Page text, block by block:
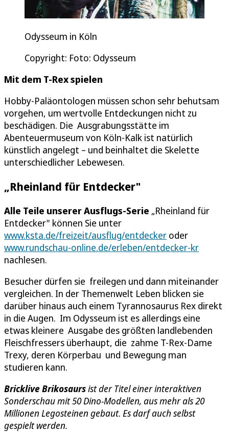
Odysseum in Köln
Copyright: Foto: Odysseum
Mit dem T-Rex spielen
Hobby-Paläontologen müssen schon sehr behutsam
vorgehen, um wertvolle Entdeckungen nicht zu
beschädigen. Die Ausgrabungsstätte im
Abenteuermuseum von Köln-Kalk ist natürlich
künstlich angelegt – und beinhaltet die Skelette
unterschiedlicher Lebewesen.
„Rheinland für Entdecker"
Alle Teile unserer Ausflugs-Serie „Rheinland für
Entdecker" können Sie unter
www.ksta.de/freizeit/ausflug/entdecker oder
www.rundschau-online.de/erleben/entdecker-kr
nachlesen.
Besucher dürfen sie freilegen und dann miteinander
vergleichen. In der Themenwelt Leben blicken sie
darüber hinaus auch einem Tyrannosaurus Rex direkt
in die Augen. Im Odysseum ist es allerdings eine
etwas kleinere Ausgabe des größten landlebenden
Fleischfressers überhaupt, die zahme T-Rex-Dame
Trexy, deren Körperbau und Bewegung man
studieren kann.
Bricklive Brikosaursist der Titel einer interaktiven
Sonderschau mit 50 Dino-Modellen, aus mehr als 20
Millionen Legosteinen gebaut. Es darf auch selbst
gespielt werden.